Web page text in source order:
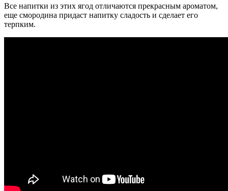
Все напитки из этих ягод отличаются прекрасным ароматом,
еще смородина придаст напитку сладость и сделает его
терпким.